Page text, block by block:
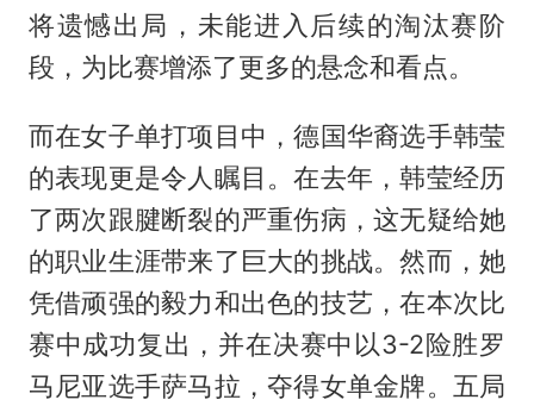
将遗憾出局，未能进入后续的淘汰赛阶
段，为比赛增添了更多的悬念和看点。
而在女子单打项目中，德国华裔选手韩莹
的表现更是令人瞩目。在去年，韩莹经历
了两次跟腱断裂的严重伤病，这无疑给她
的职业生涯带来了巨大的挑战。然而，她
凭借顽强的毅力和出色的技艺，在本次比
赛中成功复出，并在决赛中以3-2险胜罗
马尼亚选手萨马拉，夺得女单金牌。五局